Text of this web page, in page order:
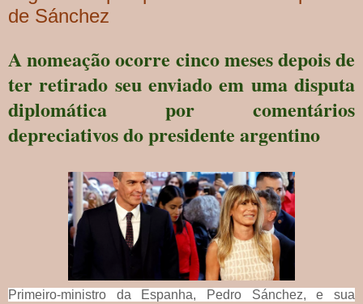
de Sánchez
A nomeação ocorre cinco meses depois de
ter retirado seu enviado em uma disputa
diplomática por comentários
depreciativos do presidente argentino
Primeiro-ministro da Espanha, Pedro Sánchez, e sua